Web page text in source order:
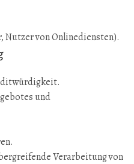
Nutzer von Onlinediensten).
und
Verarbeitung von